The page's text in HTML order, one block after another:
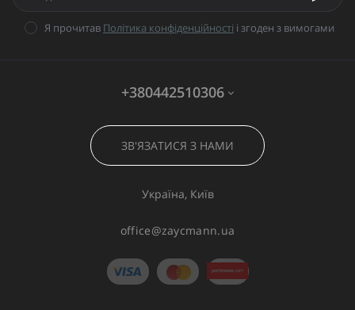
Я прочитав Політика конфіденційності і згоден з вимогами
+380442510306
ЗВ'ЯЗАТИСЯ З НАМИ
Україна, Київ
office@zaycmann.ua